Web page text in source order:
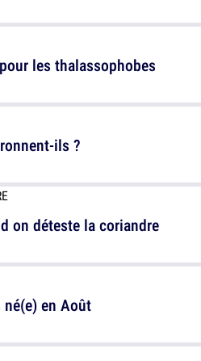
les thalassophobes
on déteste la coriandre
ils ?
en Août